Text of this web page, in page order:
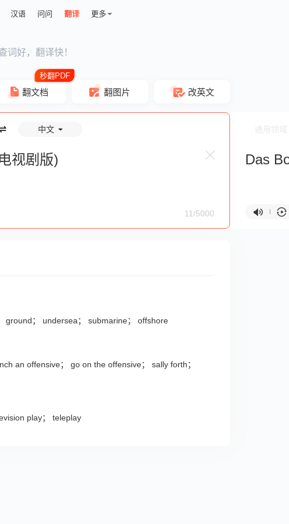
汉语 问问 翻译 更多
词好，翻译快！
翻文档 翻图片 改英文
中文
11/5000
Das
ground； undersea； submarine； offshore
an offensive； go on the offensive； sally forth；
play； teleplay